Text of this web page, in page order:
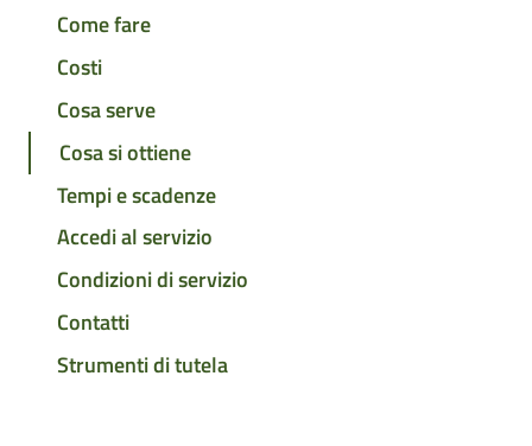
Come fare
Costi
Cosa serve
Cosa si ottiene
Tempi e scadenze
Accedi al servizio
Condizioni di servizio
Contatti
Strumenti di tutela